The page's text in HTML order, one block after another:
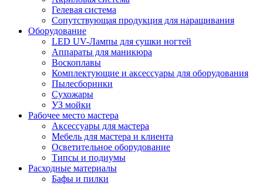
Гелевая система
Сопутствующая продукция для наращивания
Оборудование
LED UV-Лампы для сушки ногтей
Аппараты для маникюра
Воскоплавы
Комплектующие и аксессуары для оборудования
Пылесборники
Сухожары
УЗ мойки
Рабочее место мастера
Аксессуары для мастера
Мебель для мастера и клиента
Осветительное оборудование
Типсы и подиумы
Расходные материалы
Бафы и пилки